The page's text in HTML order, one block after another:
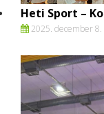
Heti Sport –
2025. december 8.